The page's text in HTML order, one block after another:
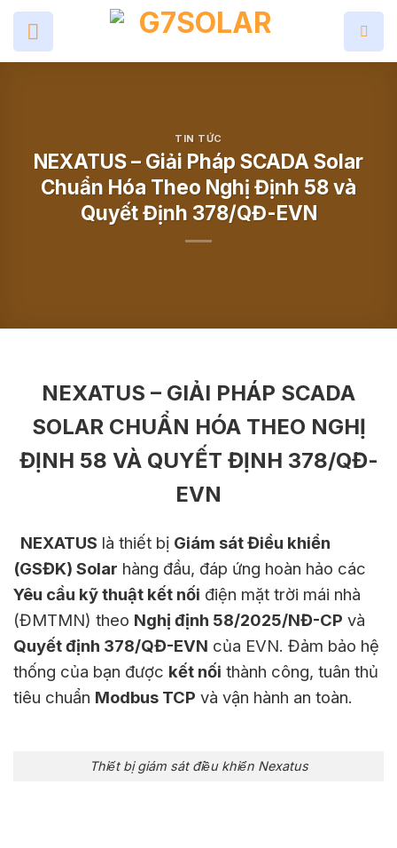
Skip
content
TIN TỨC
NEXATUS – Giải Pháp SCADA Solar
Chuẩn Hóa Theo Nghị Định 58 và
Quyết Định 378/QĐ-EVN
NEXATUS – GIẢI PHÁP SCADA
SOLAR CHUẨN HÓA THEO NGHỊ
ĐỊNH 58 VÀ QUYẾT ĐỊNH 378/QĐ-
EVN
NEXATUS là thiết bị Giám sát Điều khiển
(GSĐK) Solar hàng đầu, đáp ứng hoàn hảo các
Yêu cầu kỹ thuật kết nối điện mặt trời mái nhà
(ĐMTMN) theo Nghị định 58/2025/NĐ-CP và
Quyết định 378/QĐ-EVN của EVN. Đảm bảo hệ
thống của bạn được kết nối thành công, tuân thủ
tiêu chuẩn Modbus TCP và vận hành an toàn.
Thiết bị giám sát điều khiển Nexatus